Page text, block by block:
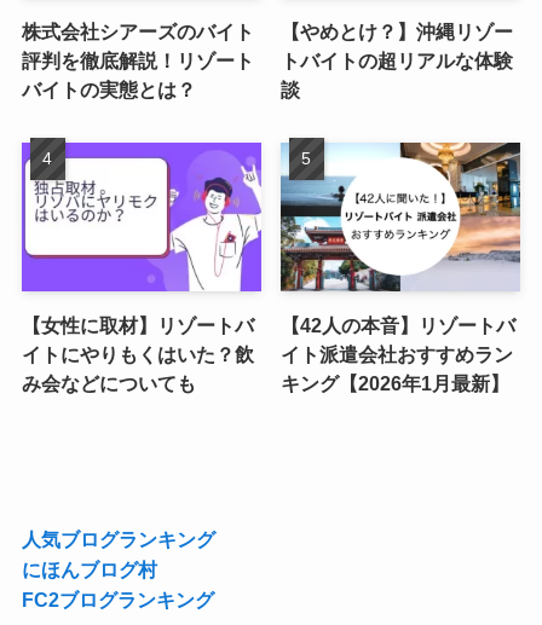
株式会社シアーズのバイト
評判を徹底解説！リゾート
バイトの実態とは？
【やめとけ？】沖縄リゾー
トバイトの超リアルな体験
談
【女性に取材】リゾートバ
イトにやりもくはいた？飲
み会などについても
【42人の本音】リゾートバ
イト派遣会社おすすめラン
キング【2026年1月最新】
人気ブログランキング
にほんブログ村
FC2ブログランキング